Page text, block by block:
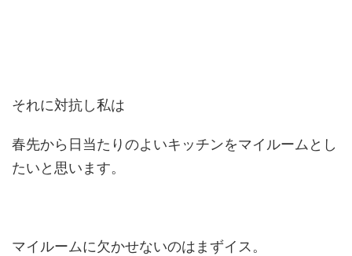
それに対抗し私は
春先から日当たりのよいキッチンをマイルームとし
たいと思います。
マイルームに欠かせないのはまずイス。